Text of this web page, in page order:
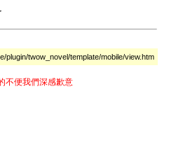
twow_novel/template/mobile/view.htm
不便我們深感歉意